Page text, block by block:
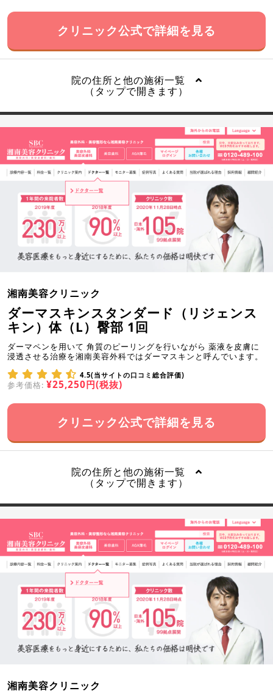
クリニック公式で詳細を見る
院の住所と他の施術一覧
（タップで開きます）
湘南美容クリニック
ダーマスキンスタンダード（リジェンス
キン）体（L）臀部 1回
ダーマペンを用いて 角質のピーリングを行いながら 薬液を皮膚に
浸透させる治療を湘南美容外科ではダーマスキンと呼んでいます。
4.5(当サイトの口コミ総合評価)
参考価格: ¥25,250円(税抜)
クリニック公式で詳細を見る
院の住所と他の施術一覧
（タップで開きます）
湘南美容クリニック